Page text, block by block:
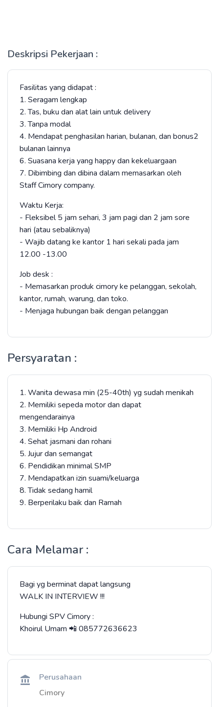
Deskripsi Pekerjaan :
Fasilitas yang didapat :
1. Seragam lengkap
2. Tas, buku dan alat lain untuk delivery
3. Tanpa modal
4. Mendapat penghasilan harian, bulanan, dan bonus2
bulanan lainnya
6. Suasana kerja yang happy dan kekeluargaan
7. Dibimbing dan dibina dalam memasarkan oleh
Staff Cimory company.
Waktu Kerja:
- Fleksibel 5 jam sehari, 3 jam pagi dan 2 jam sore
hari (atau sebaliknya)
- Wajib datang ke kantor 1 hari sekali pada jam
12.00 -13.00
Job desk :
- Memasarkan produk cimory ke pelanggan, sekolah,
kantor, rumah, warung, dan toko.
- Menjaga hubungan baik dengan pelanggan
Persyaratan :
1. Wanita dewasa min (25-40th) yg sudah menikah
2. Memiliki sepeda motor dan dapat
mengendarainya
3. Memiliki Hp Android
4. Sehat jasmani dan rohani
5. Jujur dan semangat
6. Pendidikan minimal SMP
7. Mendapatkan izin suami/keluarga
8. Tidak sedang hamil
9. Berperilaku baik dan Ramah
Cara Melamar :
Bagi yg berminat dapat langsung
WALK IN INTERVIEW !!!
Hubungi SPV Cimory :
‌Khoirul Umam 📲 085772636623
Perusahaan
Cimory